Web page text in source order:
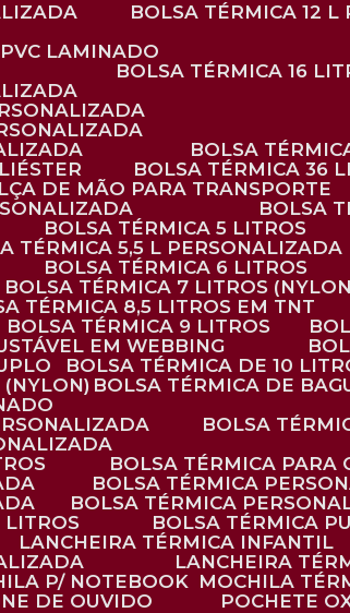
BOLSA TÉRMICA 12
PVC LAMINADO
BOLSA TÉRMICA 16
BOLSA
BOLSA TÉRMICA 36
DE MÃO PARA TRANSPORTE
BOLSA
BOLSA TÉRMICA 5 LITROS
TÉRMICA 5,5 L PERSONALIZADA
BOLSA TÉRMICA 6 LITROS
BOLSA TÉRMICA 7 LITROS
TÉRMICA 8,5 LITROS EM TNT
BOLSA TÉRMICA 9 LITROS
EM WEBBING
BOLSA TÉRMICA DE 10
(NYLON)
BOLSA TÉRMICA DE
BOLSA
BOLSA TÉRMICA PARA
BOLSA TÉRMICA
BOLSA TÉRMICA
LITROS
BOLSA TÉRMICA
LANCHEIRA TÉRMICA INFANTIL
LANCHEIRA
P/ NOTEBOOK MOCHILA
DE OUVIDO
POCHETE